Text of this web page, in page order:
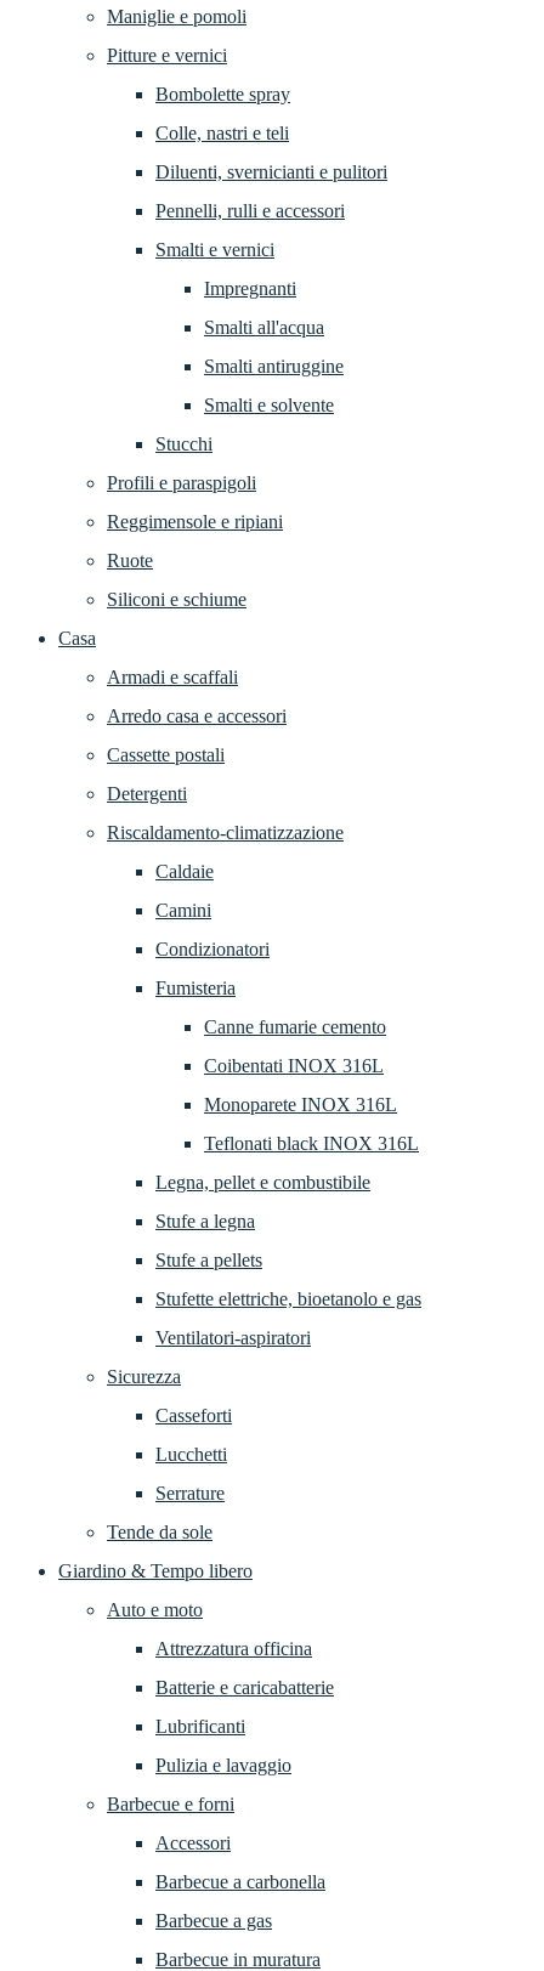
Maniglie e pomoli
Pitture e vernici
Bombolette spray
Colle, nastri e teli
Diluenti, svernicianti e pulitori
Pennelli, rulli e accessori
Smalti e vernici
Impregnanti
Smalti all'acqua
Smalti antiruggine
Smalti e solvente
Stucchi
Profili e paraspigoli
Reggimensole e ripiani
Ruote
Siliconi e schiume
Casa
Armadi e scaffali
Arredo casa e accessori
Cassette postali
Detergenti
Riscaldamento-climatizzazione
Caldaie
Camini
Condizionatori
Fumisteria
Canne fumarie cemento
Coibentati INOX 316L
Monoparete INOX 316L
Teflonati black INOX 316L
Legna, pellet e combustibile
Stufe a legna
Stufe a pellets
Stufette elettriche, bioetanolo e gas
Ventilatori-aspiratori
Sicurezza
Casseforti
Lucchetti
Serrature
Tende da sole
Giardino & Tempo libero
Auto e moto
Attrezzatura officina
Batterie e caricabatterie
Lubrificanti
Pulizia e lavaggio
Barbecue e forni
Accessori
Barbecue a carbonella
Barbecue a gas
Barbecue in muratura